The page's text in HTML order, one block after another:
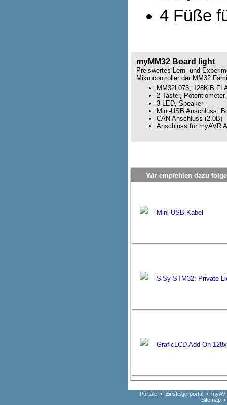
4 Füße
myMM32 Board light
Preiswertes Lern- und
Mikrocontroller der MM32
MM32L073, 128KiB
2 Taster,
3 LED, Speaker
Mini-USB Anschluss,
CAN Anschluss (2.0B)
Anschluss für myAVR
Wir empfehlen dazu
Mini-USB-Kabel
SiSy STM32: Private
GraficLCD Add-On
Portale • Einsteigerportal •
Sitemap